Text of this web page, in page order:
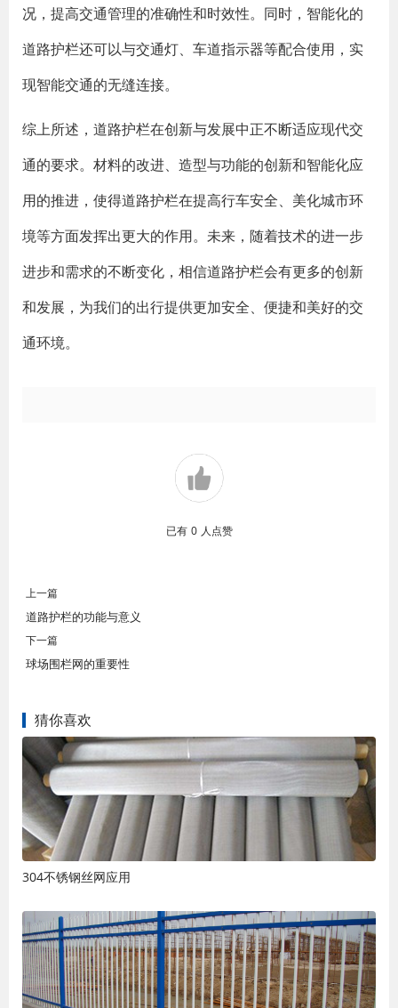
况，提高交通管理的准确性和时效性。同时，智能化的
道路护栏还可以与交通灯、车道指示器等配合使用，实
现智能交通的无缝连接。
综上所述，道路护栏在创新与发展中正不断适应现代交
通的要求。材料的改进、造型与功能的创新和智能化应
用的推进，使得道路护栏在提高行车安全、美化城市环
境等方面发挥出更大的作用。未来，随着技术的进一步
进步和需求的不断变化，相信道路护栏会有更多的创新
和发展，为我们的出行提供更加安全、便捷和美好的交
通环境。
已有 0 人点赞
上一篇
道路护栏的功能与意义
下一篇
球场围栏网的重要性
猜你喜欢
304不锈钢丝网应用